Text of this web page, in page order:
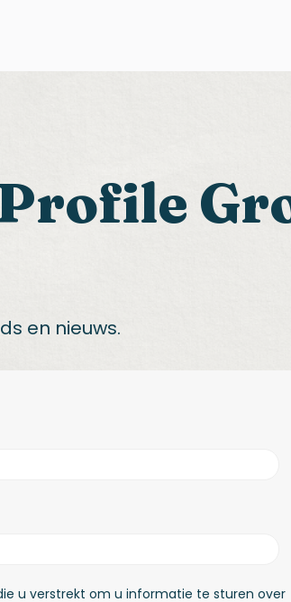
en nieuws.
u verstrekt om u informatie te sturen over